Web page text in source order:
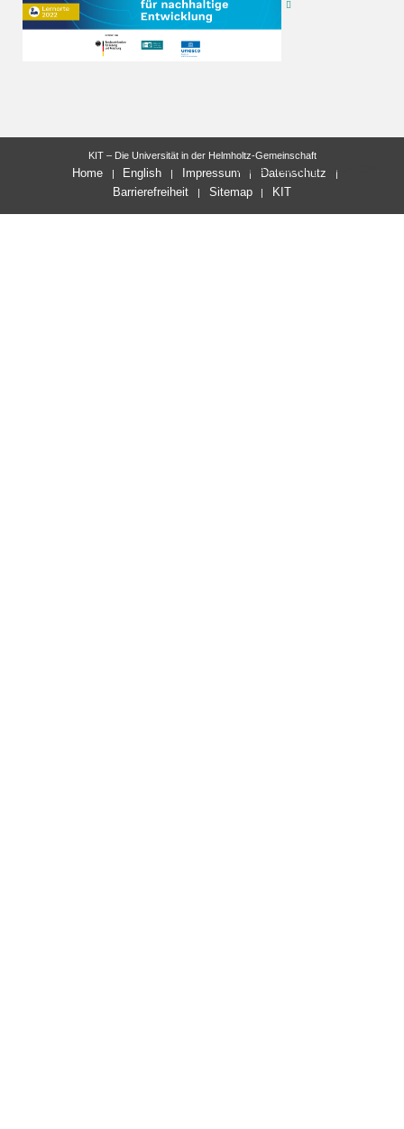
letzte Änderung: 13.04.2026
KIT – Die Universität in der Helmholtz-Gemeinschaft
Home English Impressum
Datenschutz
Barrierefreiheit
Sitemap KIT